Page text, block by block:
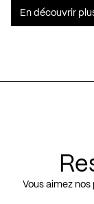
En découvrir
Vous aimez